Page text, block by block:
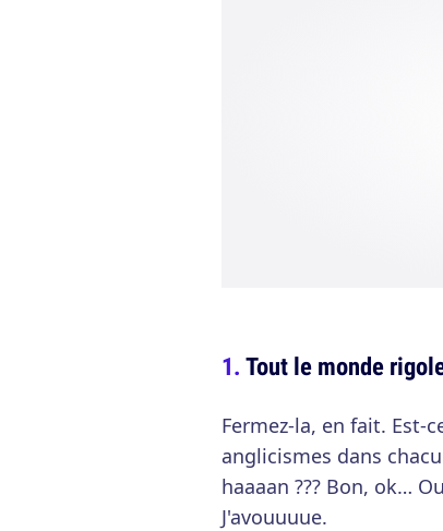
Tout le monde
Fermez-la, en fait. Est-
anglicismes dans
haaaan ??? Bon, ok…
J'avouuuue.